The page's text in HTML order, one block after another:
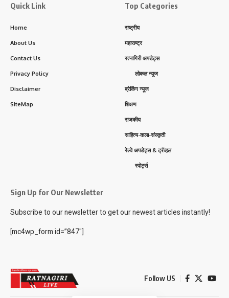
Quick Link
Home
About Us
Contact Us
Privacy Policy
Disclaimer
SiteMap
Top Categories
राष्ट्रीय
महाराष्ट्र
रत्नागिरी अपडेट्स
लोकल न्यूज
ब्रेकिंग न्यूज
शिक्षण
राजकीय
साहित्य-कला-संस्कृती
रेल्वे अपडेट्स & ट्रॅव्हल
स्पोर्ट्स
Sign Up for Our Newsletter
Subscribe to our newsletter to get our newest articles instantly!
[mc4wp_form id=”847″]
Follow US